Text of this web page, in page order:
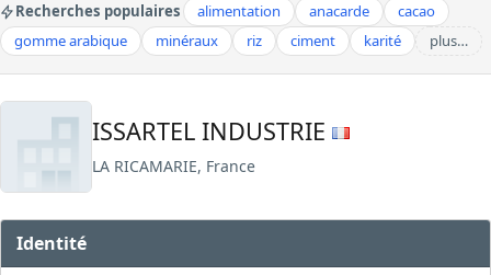
Recherches populaires alimentation anacarde
cacao
gomme arabique
minéraux riz ciment karité plus…
ISSARTEL INDUSTRIE
LA RICAMARIE, France
Identité